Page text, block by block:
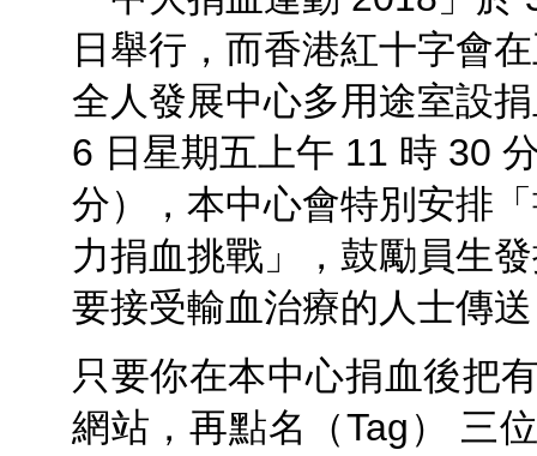
日舉行，而香港紅十字會
全人發展中心多用途室設
6 日星期五上午 11 時 30
分），本中心會特別安排
力捐血挑戰」，鼓勵員生
要接受輸血治療的人士傳
只要你在本中心捐血後把
網站，再點名（Tag） 三